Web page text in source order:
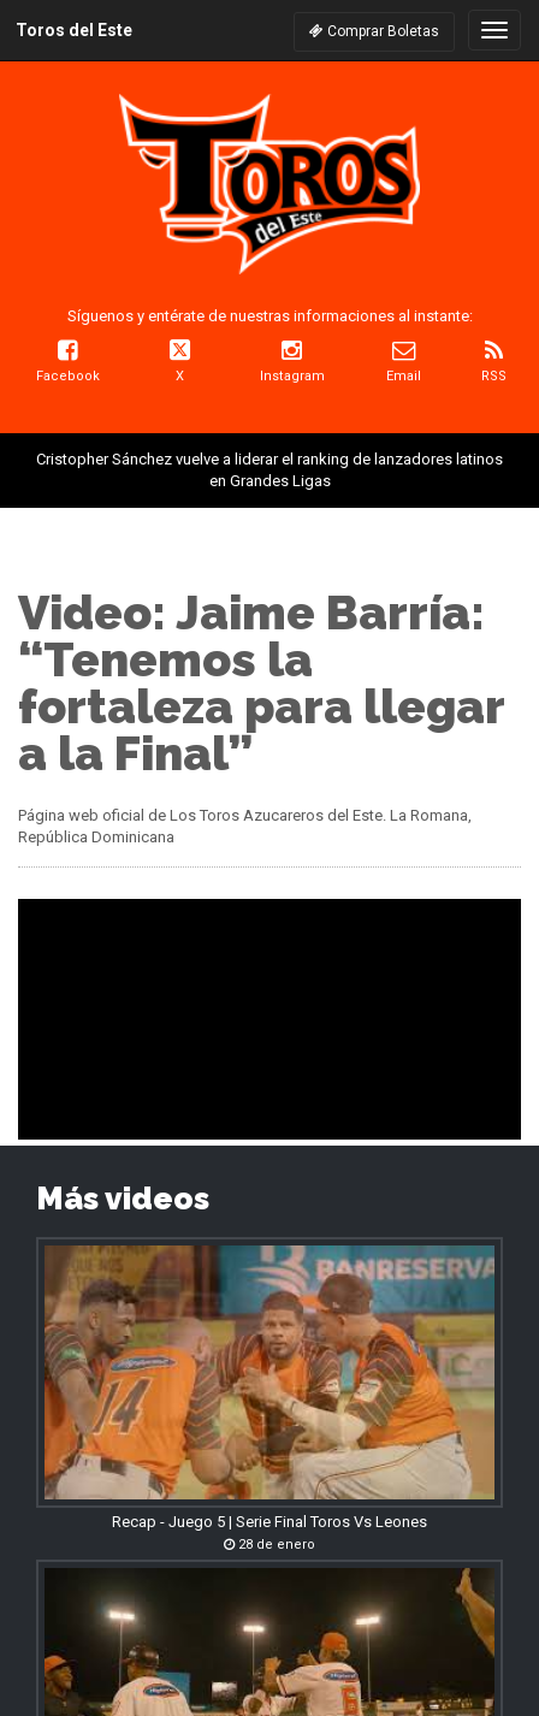
Toros del Este Comprar Boletas
Síguenos y entérate de nuestras informaciones al instante:
Facebook X Instagram Email RSS
Cristopher Sánchez vuelve a liderar el ranking de lanzadores latinos
en Grandes Ligas
Video: Jaime Barría:
“Tenemos la
fortaleza para llegar
a la Final”
Página web oficial de Los Toros Azucareros del Este. La Romana,
República Dominicana
Más videos
Recap - Juego 5 | Serie Final Toros Vs Leones
28 de enero